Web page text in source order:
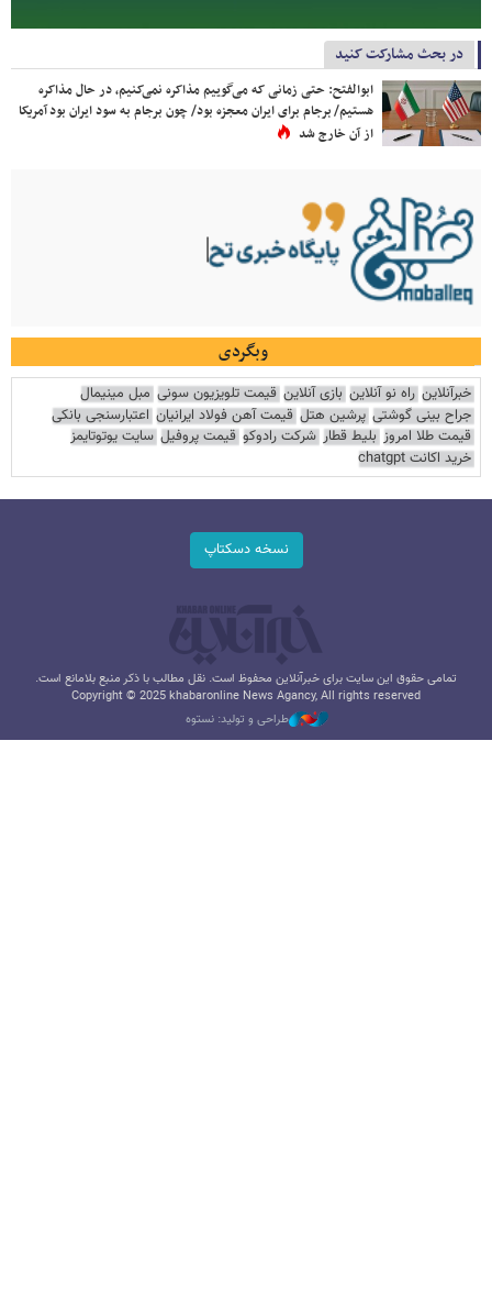
در بحث مشارکت کنید
ابوالفتح: حتی زمانی که می‌گوییم مذاکره نمی‌کنیم، در حال مذاکره
هستیم/ برجام برای ایران معجزه بود/ چون برجام به سود ایران بود آمریکا
از آن خارج شد
وبگردی
خبرآنلاین راه نو آنلاین بازی آنلاین قیمت تلویزیون سونی مبل مینیمال
جراح بینی گوشتی پرشین هتل قیمت آهن فولاد ایرانیان اعتبارسنجی بانکی
قیمت طلا امروز بلیط قطار شرکت رادوکو قیمت پروفیل سایت یوتوتایمز
خرید اکانت chatgpt
نسخه دسکتاپ
تمامی حقوق این سایت برای خبرآنلاین محفوظ است. نقل مطالب با ذکر منبع بلامانع است.
Copyright © 2025 khabaronline News Agancy, All rights reserved
طراحی و تولید: نستوه